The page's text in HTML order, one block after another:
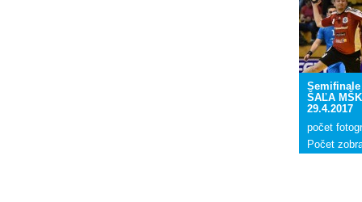
Semifinale
ŠAĽA
29.4.2017
počet
Počet